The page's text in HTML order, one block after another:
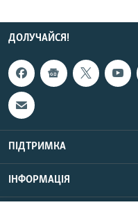
ДОЛУЧАЙСЯ!
ПІДТРИМКА
ІНФОРМАЦІЯ